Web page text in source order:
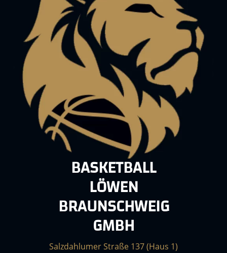
BASKETBALL
LÖWEN
BRAUNSCHWEIG
GMBH
Salzdahlumer Straße 137 (Haus 1)